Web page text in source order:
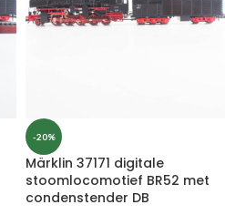
-20%
Märklin 37171 digitale
stoomlocomotief BR52 met
condenstender DB